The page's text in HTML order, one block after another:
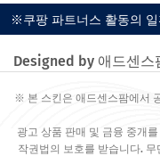
※쿠팡 파트너스 활동의
Designed by 애드센스
※ 본 스킨은 애드센스팜에서
광고 상품 판매 및 금융 중개
작권법의 보호를 받습니다. 무